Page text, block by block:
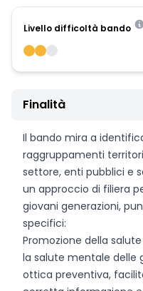
Livello difficoltà bando
Finalità
Il bando mira a
raggruppamenti
settore, enti pubblici e
un approccio di filiera
giovani generazioni,
specifici:
Promozione della
la salute mentale delle
ottica preventiva,